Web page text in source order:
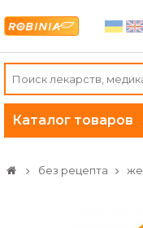
Каталог товаров
без рецепта